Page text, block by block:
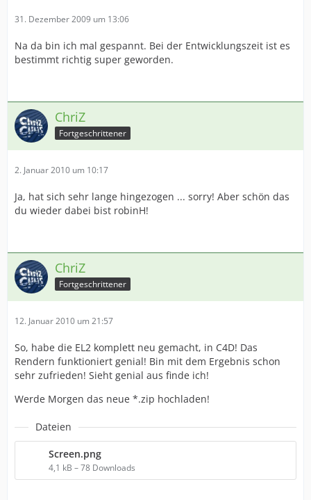
31. Dezember 2009 um 13:06
Na da bin ich mal gespannt. Bei der Entwicklungszeit ist es
bestimmt richtig super geworden.
ChriZ
Fortgeschrittener
2. Januar 2010 um 10:17
Ja, hat sich sehr lange hingezogen ... sorry! Aber schön das
du wieder dabei bist robinH!
ChriZ
Fortgeschrittener
12. Januar 2010 um 21:57
So, habe die EL2 komplett neu gemacht, in C4D! Das
Rendern funktioniert genial! Bin mit dem Ergebnis schon
sehr zufrieden! Sieht genial aus finde ich!
Werde Morgen das neue *.zip hochladen!
Dateien
Screen.png
4,1 kB – 78 Downloads